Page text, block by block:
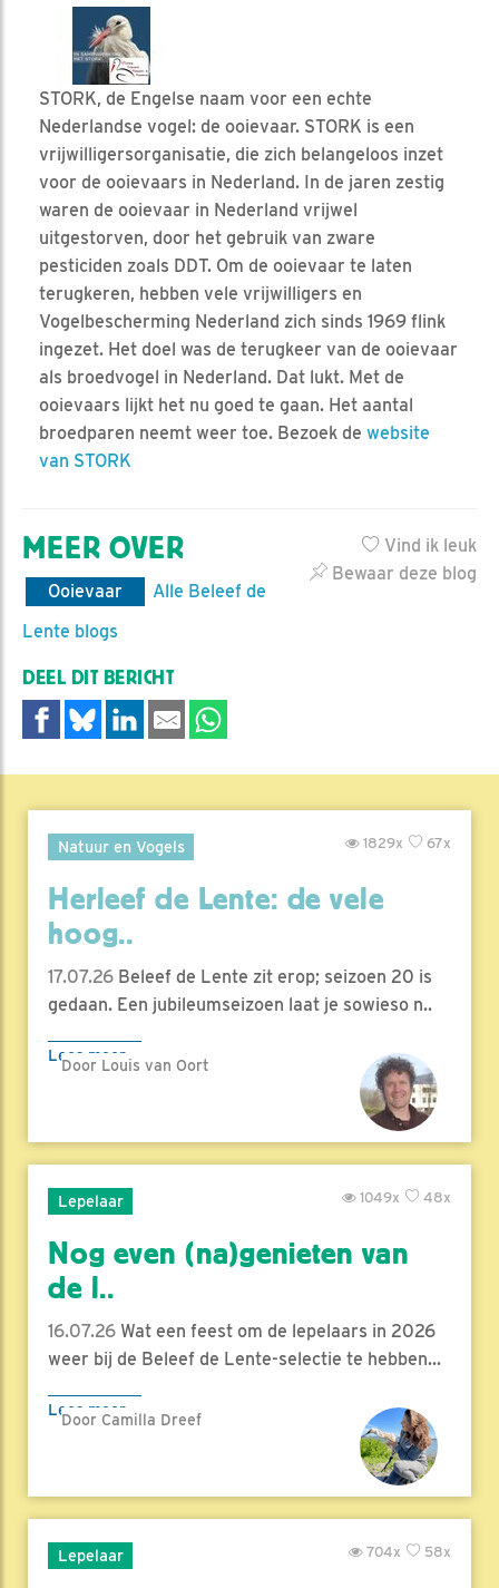
STORK, de Engelse naam voor een echte
Nederlandse vogel: de ooievaar. STORK is een
vrijwilligersorganisatie, die zich belangeloos inzet
voor de ooievaars in Nederland. In de jaren zestig
waren de ooievaar in Nederland vrijwel
uitgestorven, door het gebruik van zware
pesticiden zoals DDT. Om de ooievaar te laten
terugkeren, hebben vele vrijwilligers en
Vogelbescherming Nederland zich sinds 1969 flink
ingezet. Het doel was de terugkeer van de ooievaar
als broedvogel in Nederland. Dat lukt. Met de
ooievaars lijkt het nu goed te gaan. Het aantal
broedparen neemt weer toe. Bezoek de website
van STORK
Vind ik leuk
Bewaar deze blog
MEER OVER
Ooievaar
Alle Beleef de
Lente blogs
DEEL DIT BERICHT
Natuur en Vogels 67x
1829x
Herleef de Lente: de vele
hoog..
17.07.26 Beleef de Lente zit erop; seizoen 20 is
gedaan. Een jubileumseizoen laat je sowieso n..
Lees meer
Door Louis van Oort
Lepelaar 48x
1049x
Nog even (na)genieten van
de l..
16.07.26 Wat een feest om de lepelaars in 2026
weer bij de Beleef de Lente-selectie te hebben...
Lees meer
Door Camilla Dreef
Lepelaar 58x
704x